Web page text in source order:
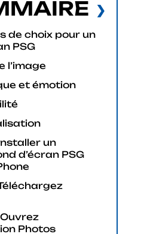
de choix pour un
PSG
l’image
et émotion
un
d’écran PSG
Photos